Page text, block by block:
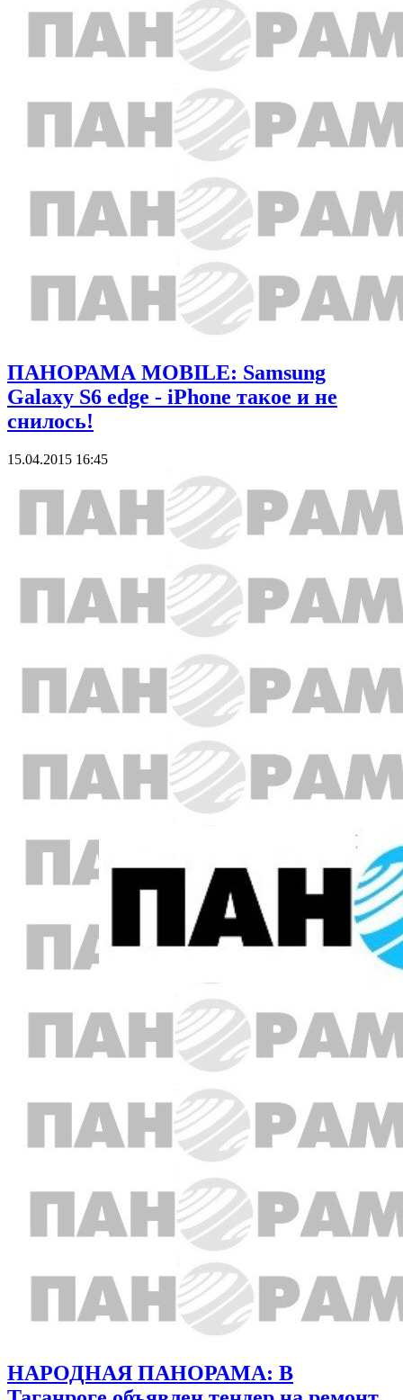
ПАНОРАМА MOBILE: Samsung
Galaxy S6 edge - iPhone такое и не
снилось!
15.04.2015 16:45
НАРОДНАЯ ПАНОРАМА: В